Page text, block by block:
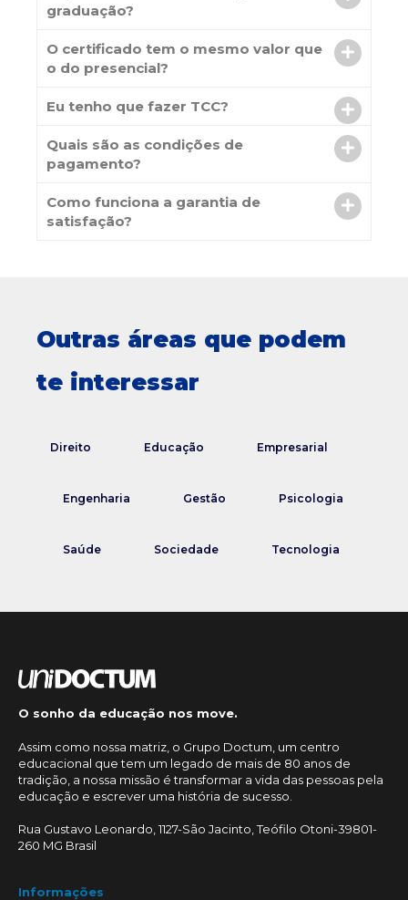
graduação?
O certificado tem o mesmo valor que
o do presencial?
Eu tenho que fazer TCC?
Quais são as condições de
pagamento?
Como funciona a garantia de
satisfação?
Outras áreas que podem
te interessar
Direito Educação Empresarial
Engenharia Gestão Psicologia
Saúde Sociedade Tecnologia
O sonho da educação nos move.
Assim como nossa matriz, o Grupo Doctum, um centro
educacional que tem um legado de mais de 80 anos de
tradição, a nossa missão é transformar a vida das pessoas pela
educação e escrever uma história de sucesso.
Rua Gustavo Leonardo, 1127-São Jacinto, Teófilo Otoni-39801-
260 MG Brasil
Informações